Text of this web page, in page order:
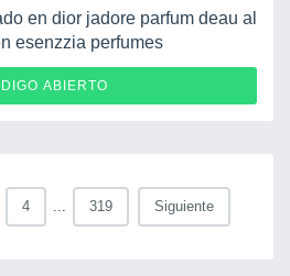
en dior jadore parfum deau al
esenzzia perfumes
ABIERTO
4 319 Siguiente